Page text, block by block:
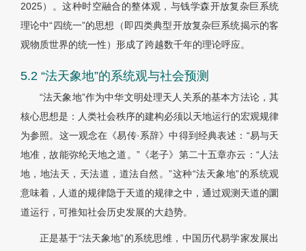
2025）。这种时空融合的整体观，与钱学森开放复杂巨系统
理论中“四统一”的思想（即四类典型开放复杂巨系统揭示的客
观物质世界的统一性）形成了跨越数千年的理论呼应。
5.2 “法天象地”的系统观与社会预测
“法天象地”作为中华文明处理天人关系的基本方法论，其
核心思想是：人类社会秩序的建构必须以天地运行的宏观规律
为参照。这一观念在《易传·系辞》中得到经典表述：“易与天
地准，故能弥纶天地之道。”《老子》第二十五章亦云：“人法
地，地法天，天法道，道法自然。”这种“法天象地”的系统观
意味着，人道的规律隐于天道的规律之中，通过观测天道的圜
道运行，可推知社会历史发展的大趋势。
正是基于“法天象地”的系统思维，中国历代易学家发展出